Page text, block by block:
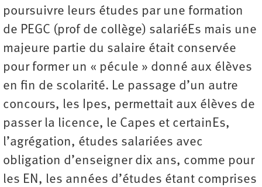
poursuivre leurs études par une formation
de PEGC (prof de collège) salariéEs mais une
majeure partie du salaire était conservée
pour former un « pécule » donné aux élèves
en fin de scolarité. Le passage d’un autre
concours, les Ipes, permettait aux élèves de
passer la licence, le Capes et certainEs,
l’agrégation, études salariées avec
obligation d’enseigner dix ans, comme pour
les EN, les années d’études étant comprises